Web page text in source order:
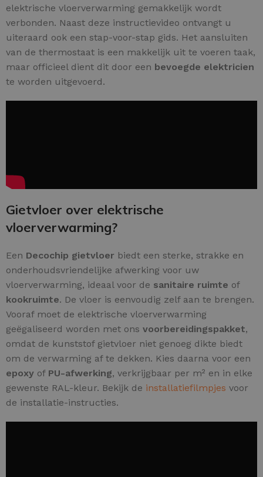
elektrische vloerverwarming gemakkelijk wordt
verbonden. Naast deze instructievideo ontvangt u
uiteraard ook een stap-voor-stap gids. Het aansluiten
van de thermostaat is een makkelijk uit te voeren taak,
maar officieel dient dit door een bevoegde elektricien
te worden uitgevoerd.
Gietvloer over elektrische
vloerverwarming?
Een Decochip gietvloer biedt een sterke, strakke en
onderhoudsvriendelijke afwerking voor uw
vloerverwarming, ideaal voor de sanitaire ruimte of
kookruimte. De vloer is eenvoudig zelf aan te brengen.
Vooraf moet de elektrische vloerverwarming
geëgaliseerd worden met ons voorbereidingspakket,
omdat de kunststof gietvloer niet genoeg dikte biedt
om de verwarming af te dekken. Kies daarna voor een
epoxy of PU-afwerking, verkrijgbaar per m² en in elke
gewenste RAL-kleur. Bekijk de installatiefilmpjes voor
de installatie-instructies.